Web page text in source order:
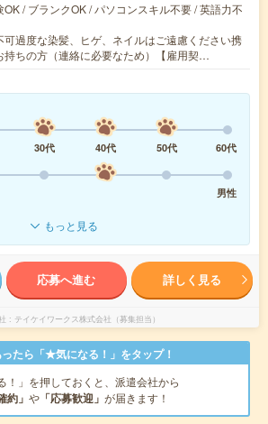
OK / ブランクOK / パソコンスキル不要 / 英語力不
可過度な染髪、ヒゲ、ネイルはご遠慮ください携
持ちの方（連絡に必要なため）【雇用契…
30代 40代 50代
60代
男性
もっと見る
応募へ進む 詳しく見る
テイケイワークス株式会社（募集担当）
たら「★気になる！」をタップ！
！」を押しておくと、派遣会社から
約」 や 「応募歓迎」 が届きます！